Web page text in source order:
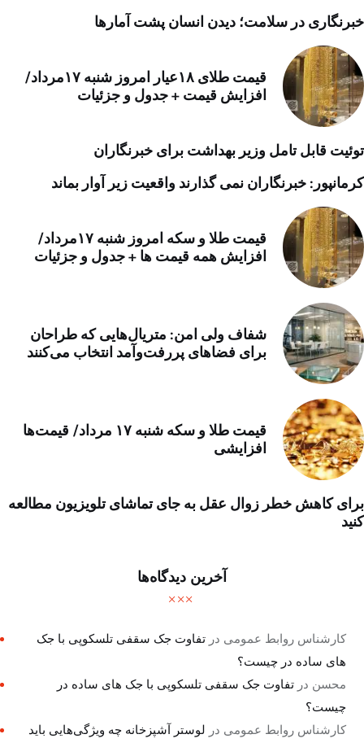
خبرنگاری در سلامت؛ دیدن انسان پشت آمارها
قیمت طلای ۱۸عیار امروز شنبه ۱۷مرداد/
افزایش قیمت + جدول و جزئیات
توئیت قابل تامل وزیر بهداشت برای خبرنگاران
کرمانپور: خبرنگاران نمی گذارند واقعیت زیر آوار بماند
قیمت طلا و سکه امروز شنبه ۱۷مرداد/
افزایش همه قیمت ها + جدول و جزئیات
شفاف ولی امن: متریال‌هایی که طراحان
برای فضاهای پررفت‌وآمد انتخاب می‌کنند
قیمت طلا و سکه شنبه ۱۷ مرداد/ قیمت‌ها
افزایشی
برای کاهش خطر زوال عقل به جای تماشای تلویزیون مطالعه
کنید
آخرین دیدگاه‌ها
کارشناس روابط عمومی درتفاوت جک سقفی تلسکوپی با جک
های ساده در چیست؟
محسن درتفاوت جک سقفی تلسکوپی با جک های ساده در
چیست؟
کارشناس روابط عمومی در لوستر آشپزخانه چه ویژگی‌هایی باید